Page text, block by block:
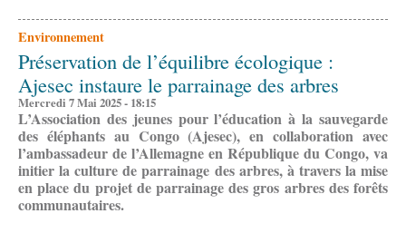
Environnement
Préservation de l’équilibre écologique :
Ajesec instaure le parrainage des arbres
Mercredi 7 Mai 2025 - 18:15
L’Association des jeunes pour l’éducation à la sauvegarde
des éléphants au Congo (Ajesec), en collaboration avec
l’ambassadeur de l’Allemagne en République du Congo, va
initier la culture de parrainage des arbres, à travers la mise
en place du projet de parrainage des gros arbres des forêts
communautaires.